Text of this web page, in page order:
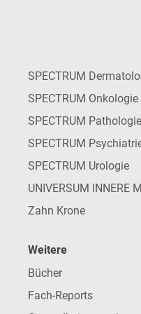
SPECTRUM
SPECTRUM Onkologie
SPECTRUM Pathologie
SPECTRUM
SPECTRUM Urologie
UNIVERSUM INNERE
Zahn Krone
Weitere
Bücher
Fach-Reports